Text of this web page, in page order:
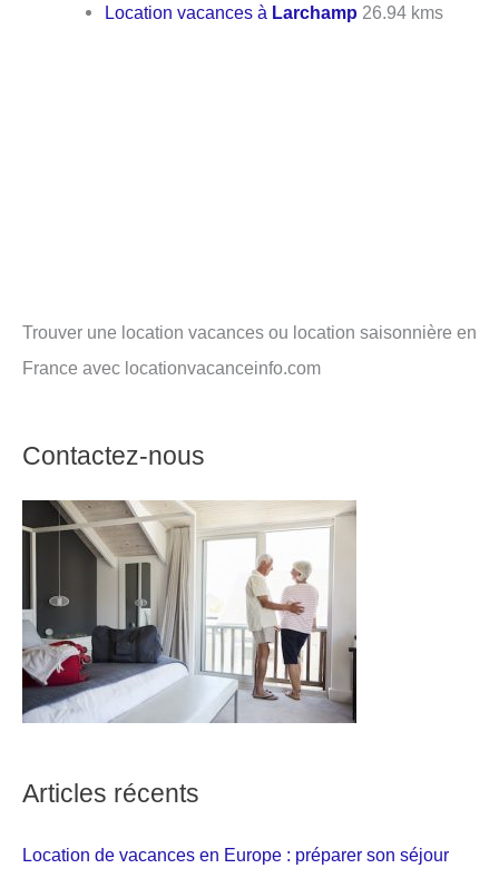
Location vacances à Larchamp 26.94 kms
Trouver une location vacances ou location saisonnière en
France avec locationvacanceinfo.com
Contactez-nous
Articles récents
Location de vacances en Europe : préparer son séjour